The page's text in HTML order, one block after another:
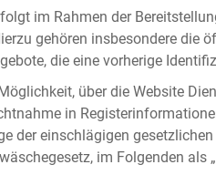
im Rahmen der
gehören insbesondere die
die eine vorherige
über die Website
in
der einschlägigen
im Folgenden als „